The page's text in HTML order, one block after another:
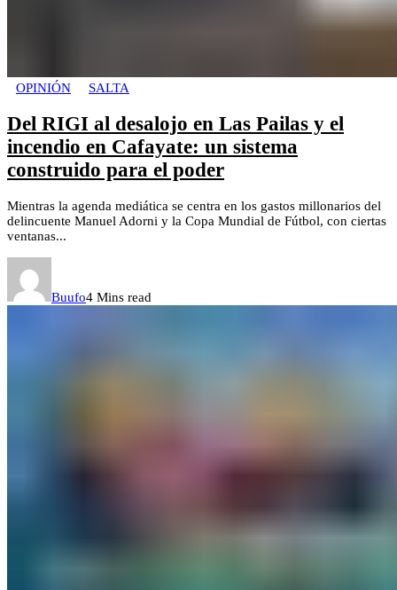
OPINIÓN SALTA
Del RIGI al desalojo en Las Pailas y el
incendio en Cafayate: un sistema
construido para el poder
Mientras la agenda mediática se centra en los gastos millonarios del
delincuente Manuel Adorni y la Copa Mundial de Fútbol, con ciertas
ventanas...
Buufo4 Mins read